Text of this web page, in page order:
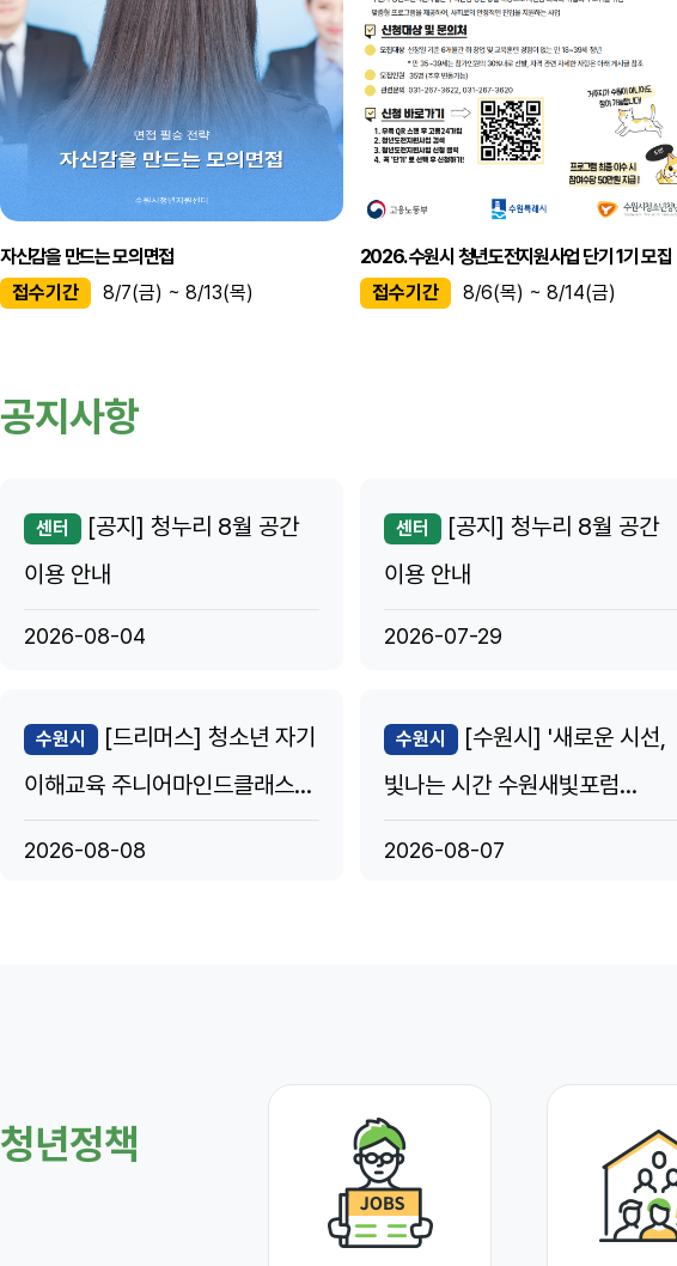
자신감을 만드는 모의면접
접수기간
8/7(금) ~ 8/13(목)
2026. 수원시 청년도전지원사업 단기 1기 모집
접수기간
8/6(목) ~ 8/14(금)
공지사항
센터
[공지] 청누리 8월 공간
이용 안내
2026-08-04
센터
[공지] 청누리 8월 공간
이용 안내
2026-07-29
수원시
[드리머스] 청소년 자기
이해교육 주니어마인드클래스
2026-08-08
수원시
[수원시] '새로운 시선,
빛나는 시간 수원새빛포럼
2026-08-07
청년정책